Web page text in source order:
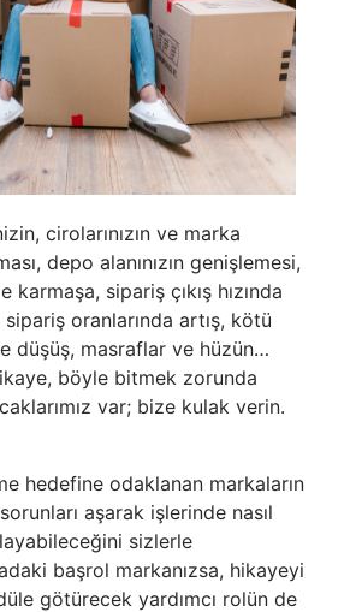
cirolarınızın ve marka
depo alanınızın genişlemesi,
karmaşa, sipariş çıkış hızında
oranlarında artış, kötü
düşüş, masraflar ve hüzün…
böyle bitmek zorunda
var; bize kulak verin.
hedefine odaklanan markaların
aşarak işlerinde nasıl
sizlerle
başrol markanızsa, hikayeyi
götürecek yardımcı rolün de